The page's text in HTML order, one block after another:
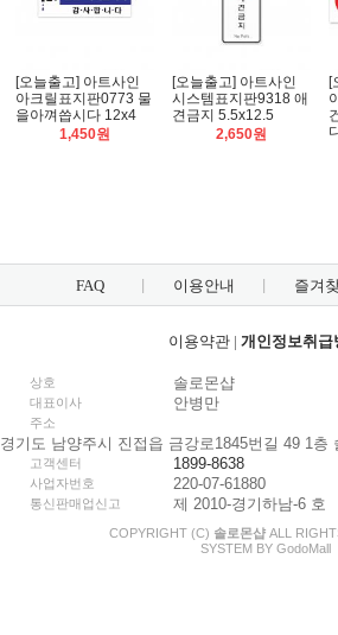
[오늘출고] 아트사인
아크릴표지판0773 물
을아껴씁시다 12x4
1,450원
[오늘출고] 아트사인
시스템표지판9318 애
견금지 5.5x12.5
2,650원
[
FAQ 이용안내 즐겨
이용약관| 개인정보취급
상호 솔로몬샵
대표이사 안병만
주소
경기도 남양주시 진접읍 금강로1845번길 49 1층
고객센터 1899-8638
사업자번호 220-07-61880
통신판매업신고 제 2010-경기하남-6 호
COPYRIGHT (C) 솔로몬샵 ALL
SYSTEM BY GodoMall